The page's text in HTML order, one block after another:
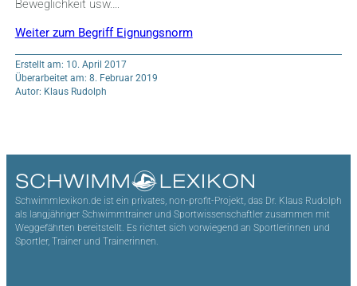
Beweglichkeit usw.…
Weiter zum Begriff Eignungsnorm
Erstellt am: 10. April 2017
Überarbeitet am: 8. Februar 2019
Autor: Klaus Rudolph
Schwimmlexikon.de ist ein privates, non-profit-Projekt, das Dr. Klaus Rudolph
als langjähriger Schwimmtrainer und Sportwissenschaftler zusammen mit
Weggefährten bereitstellt. Es richtet sich vorwiegend an Sportlerinnen und
Sportler, Trainer und Trainerinnen.